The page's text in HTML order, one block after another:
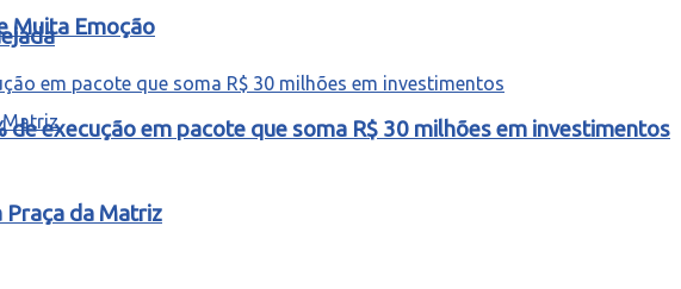
Muita Emoção
Praça da Matriz
execução em pacote que soma R$ 30 milhões em investimentos